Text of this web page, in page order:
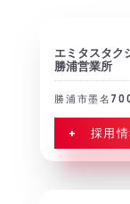
エミタスタク
勝浦営業所
勝浦市墨名
+ 採用情